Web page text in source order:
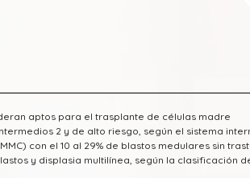
aptos para el trasplante de células madre
2 y de alto riesgo, según el sistema
con el 10 al 29% de blastos medulares sin
y displasia multilínea, según la clasificación